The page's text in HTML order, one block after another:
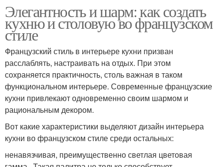
Элегантность и шарм: как создать
кухню и столовую во французском
стиле
Французский стиль в интерьере кухни призван
расслаблять, настраивать на отдых. При этом
сохраняется практичность, столь важная в таком
функциональном интерьере. Современные французские
кухни привлекают одновременно своим шармом и
рациональным декором.
Вот какие характеристики выделяют дизайн интерьера
кухни во французском стиле среди остальных:
ненавязчивая, преимущественно светлая цветовая